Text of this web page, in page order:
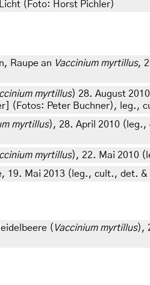
(Foto: Horst Pichler)
Raupe an Vaccinium myrtillus,
myrtillus) 28. August
(Fotos: Peter Buchner), leg.,
myrtillus), 28. April 2010 (leg.,
myrtillus), 22. Mai 2010
19. Mai 2013 (leg., cult., det. &
( Vaccinium myrtillus),